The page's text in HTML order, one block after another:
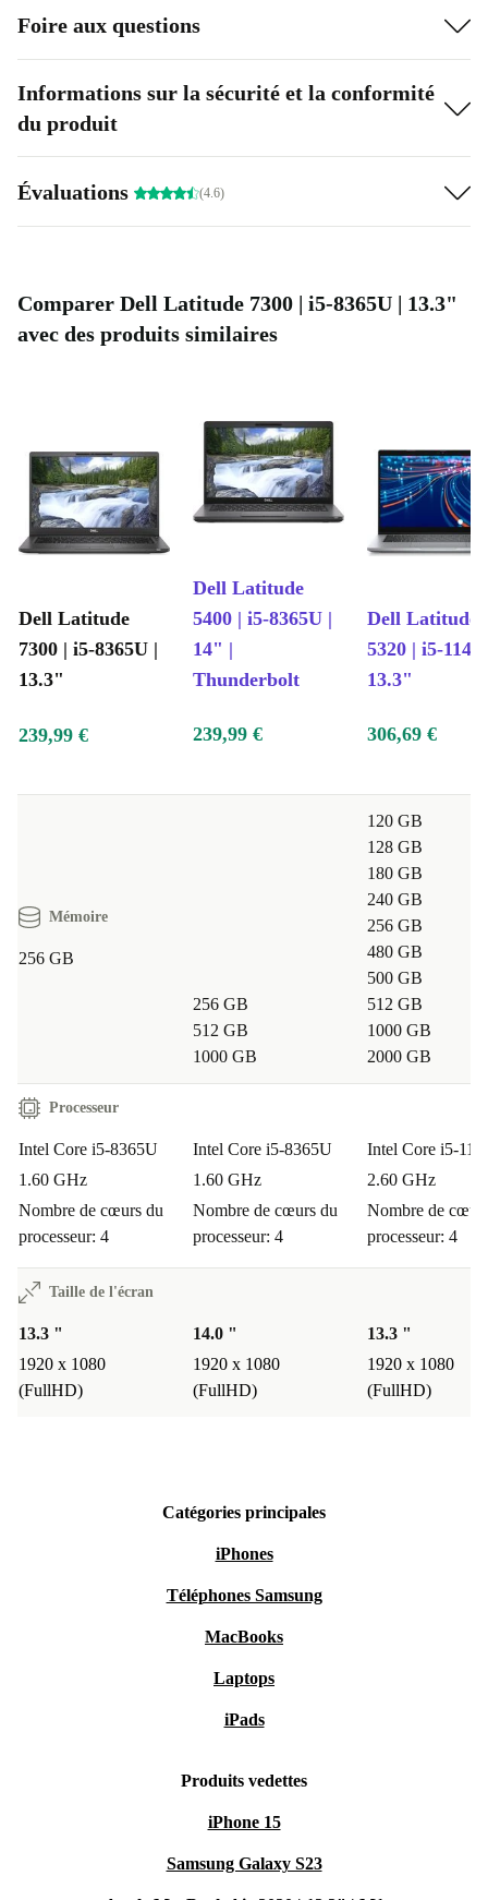
Foire aux questions
Informations sur la sécurité et la conformité
du produit
Évaluations (4.6)
Comparer Dell Latitude 7300 | i5-8365U | 13.3"
avec des produits similaires
Dell Latitude
7300 | i5-8365U |
13.3"
Dell Latitude
5400 | i5-8365U |
14" |
Thunderbolt
Dell Latitude
5320 | i5-
13.3"
239,99 € 239,99 € 306,69 €
Mémoire
256 GB
256 GB
512 GB
1000 GB
120 GB
128 GB
180 GB
240 GB
256 GB
480 GB
500 GB
512 GB
1000 GB
2000 GB
Processeur
Intel Core i5-8365U
1.60 GHz
Nombre de cœurs du
processeur: 4
Intel Core i5-8365U
1.60 GHz
Nombre de cœurs du
processeur: 4
Intel Core i5-
2.60 GHz
Nombre de
processeur: 4
Taille de l'écran
13.3 "
1920 x 1080
(FullHD)
14.0 "
1920 x 1080
(FullHD)
13.3 "
1920 x 1080
(FullHD)
Catégories principales
iPhones
Téléphones Samsung
MacBooks
Laptops
iPads
Produits vedettes
iPhone 15
Samsung Galaxy S23